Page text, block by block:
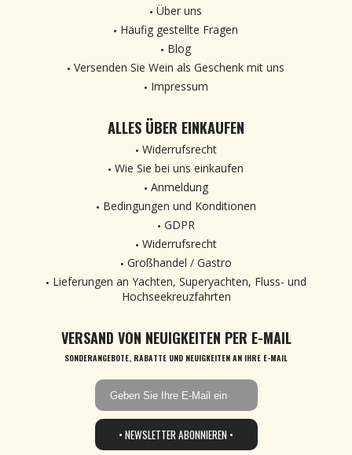
Über uns
Häufig gestellte Fragen
Blog
Versenden Sie Wein als Geschenk mit uns
Impressum
ALLES ÜBER EINKAUFEN
Widerrufsrecht
Wie Sie bei uns einkaufen
Anmeldung
Bedingungen und Konditionen
GDPR
Widerrufsrecht
Großhandel / Gastro
Lieferungen an Yachten, Superyachten, Fluss- und
Hochseekreuzfahrten
VERSAND VON NEUIGKEITEN PER E-MAIL
SONDERANGEBOTE, RABATTE UND NEUIGKEITEN AN IHRE E-MAIL
• NEWSLETTER ABONNIEREN •